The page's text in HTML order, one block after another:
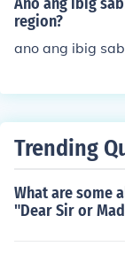
region?
ano ang ibig
Trending
What are some
"Dear Sir or